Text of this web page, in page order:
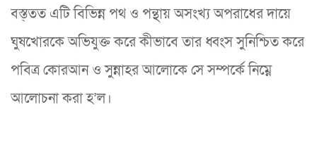
বস্ত্তত এটি বিভিন্ন পথ ও পন্থায় অসংখ্য অপরাধের দায়ে
ঘুষখোরকে অভিযুক্ত করে কীভাবে তার ধ্বংস সুনিশ্চিত করে
পবিত্র কোরআন ও সুন্নাহর আলোকে সে সম্পর্কে নিম্নে
আলোচনা করা হ’ল।